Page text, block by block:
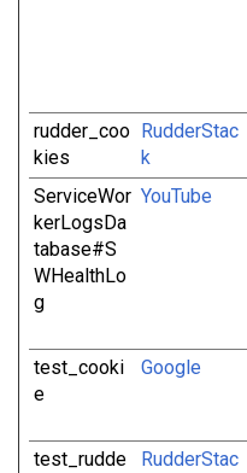
rudder_coo
kies
RudderStac
k
ServiceWor
kerLogsDa
tabase#S
WHealthLo
g
YouTube
test_cooki
e
Google
test_rudde
RudderStac